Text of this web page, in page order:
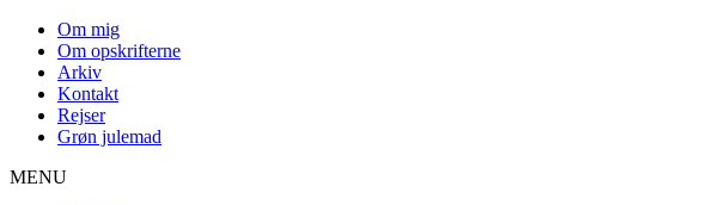
Om mig
Om opskrifterne
Arkiv
Kontakt
Rejser
Grøn julemad
MENU